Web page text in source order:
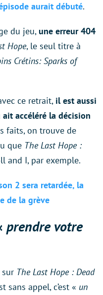
aurait débuté.
du jeu, une erreur 404
Hope, le seul titre à
Crétins: Sparks of
ce retrait, il est aussi
accéléré la décision
faits, on trouve de
que The Last Hope :
and I, par exemple.
2 sera retardée, la
de la grève
prendre votre
The Last Hope : Dead
sans appel, c’est « un